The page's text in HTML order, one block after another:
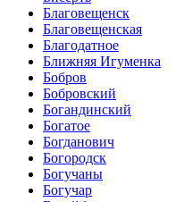
Благовещенск
Благовещенская
Благодатное
Ближняя Игуменка
Бобров
Бобровский
Богандинский
Богатое
Богданович
Богородск
Богучаны
Богучар